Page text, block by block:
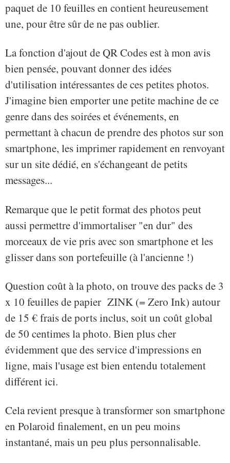
paquet de 10 feuilles en contient heureusement
une, pour être sûr de ne pas oublier.
La fonction d'ajout de QR Codes est à mon avis
bien pensée, pouvant donner des idées
d'utilisation intéressantes de ces petites photos.
J'imagine bien emporter une petite machine de ce
genre dans des soirées et événements, en
permettant à chacun de prendre des photos sur son
smartphone, les imprimer rapidement en renvoyant
sur un site dédié, en s'échangeant de petits
messages...
Remarque que le petit format des photos peut
aussi permettre d'immortaliser "en dur" des
morceaux de vie pris avec son smartphone et les
glisser dans son portefeuille (à l'ancienne !)
Question coût à la photo, on trouve des packs de 3
x 10 feuilles de papier ZINK (= Zero Ink) autour
de 15 € frais de ports inclus, soit un coût global
de 50 centimes la photo. Bien plus cher
évidemment que des service d'impressions en
ligne, mais l'usage est bien entendu totalement
différent ici.
Cela revient presque à transformer son smartphone
en Polaroid finalement, en un peu moins
instantané, mais un peu plus personnalisable.